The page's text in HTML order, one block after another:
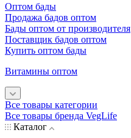
Оптом бады
Продажа бадов оптом
Бады оптом от производителя
Поставщик бадов оптом
Купить оптом бады
Витамины оптом
Все товары категории
Все товары бренда VegLife
Каталог